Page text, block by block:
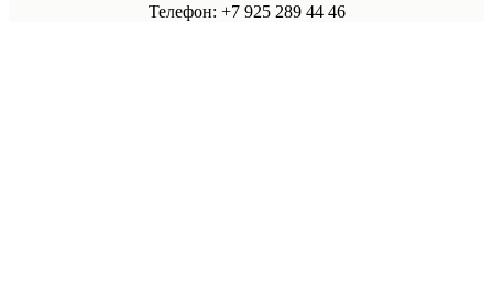
Телефон: +7 925 289 44 46